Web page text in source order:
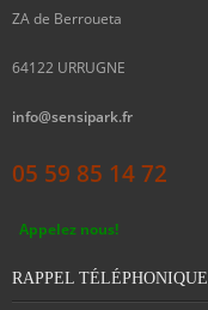
ZA de Berroueta
64122 URRUGNE
info@sensipark.fr
05 59 85 14 72
Appelez nous!
RAPPEL TÉLÉPHONIQUE